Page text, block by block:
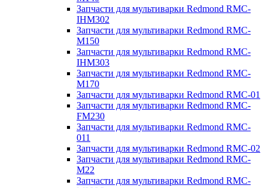
Запчасти для мультиварки Redmond RMC-
IHM302
Запчасти для мультиварки Redmond RMC-
M150
Запчасти для мультиварки Redmond RMC-
IHM303
Запчасти для мультиварки Redmond RMC-
M170
Запчасти для мультиварки Redmond RMC-01
Запчасти для мультиварки Redmond RMC-
FM230
Запчасти для мультиварки Redmond RMC-
011
Запчасти для мультиварки Redmond RMC-02
Запчасти для мультиварки Redmond RMC-
M22
Запчасти для мультиварки Redmond RMC-